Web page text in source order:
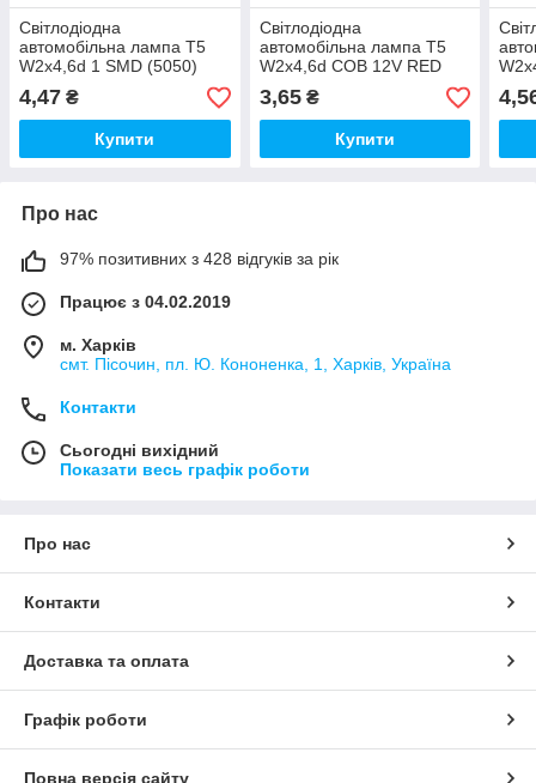
Світлодіодна
автомобільна лампа T5
W2x4,6d 1 SMD (5050)
12V WHITE "мікрушка"
4,47 ₴
Купити
Світлодіодна
автомобільна лампа T5
W2x4,6d COB 12V RED
"мікрушка"
3,65₴
Купити
Про нас
97% позитивних з 428 відгуків за рік
Працює з 04.02.2019
м. Харків
смт. Пісочин, пл. Ю. Кононенка, 1, Харків, Україна
Контакти
Сьогодні вихідний
Показати весь графік роботи
Про нас
Контакти
Доставка та оплата
Графік роботи
Повна версія сайту